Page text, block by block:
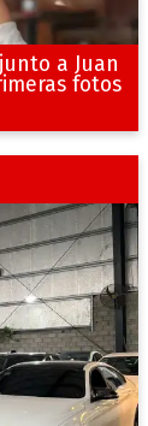
a Juan
fotos